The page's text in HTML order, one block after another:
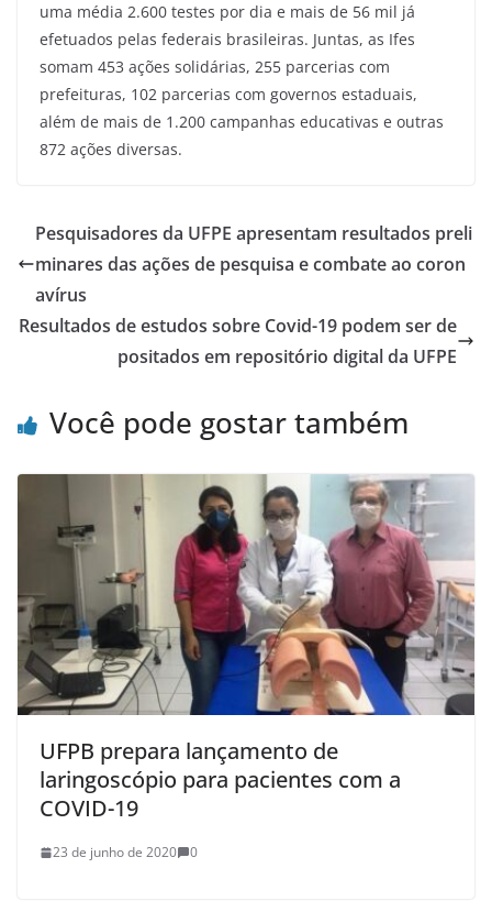
uma média 2.600 testes por dia e mais de 56 mil já
efetuados pelas federais brasileiras. Juntas, as Ifes
somam 453 ações solidárias, 255 parcerias com
prefeituras, 102 parcerias com governos estaduais,
além de mais de 1.200 campanhas educativas e outras
872 ações diversas.
Pesquisadores da UFPE apresentam resultados preli
minares das ações de pesquisa e combate ao coron
avírus
Resultados de estudos sobre Covid-19 podem ser de
positados em repositório digital da UFPE
Você pode gostar também
UFPB prepara lançamento de
laringoscópio para pacientes com a
COVID-19
23 de junho de 2020 0